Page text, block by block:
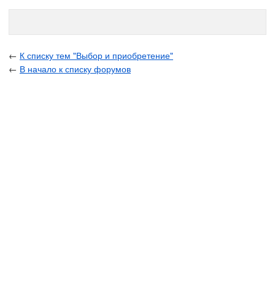
← К списку тем "Выбор и приобретение"
← В начало к списку форумов